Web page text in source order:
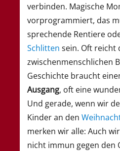
verbinden. Magische
vorprogrammiert, das
sprechende Rentiere
Schlitten sein. Oft reicht
zwischenmenschlichen
Geschichte braucht
Ausgang, oft eine
Und gerade, wenn wir
Kinder an den
merken wir alle: Auch
nicht immun gegen den